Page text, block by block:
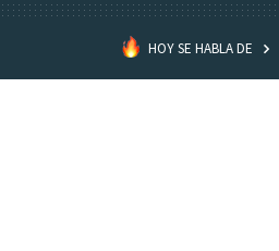
HOY SE HABLA DE